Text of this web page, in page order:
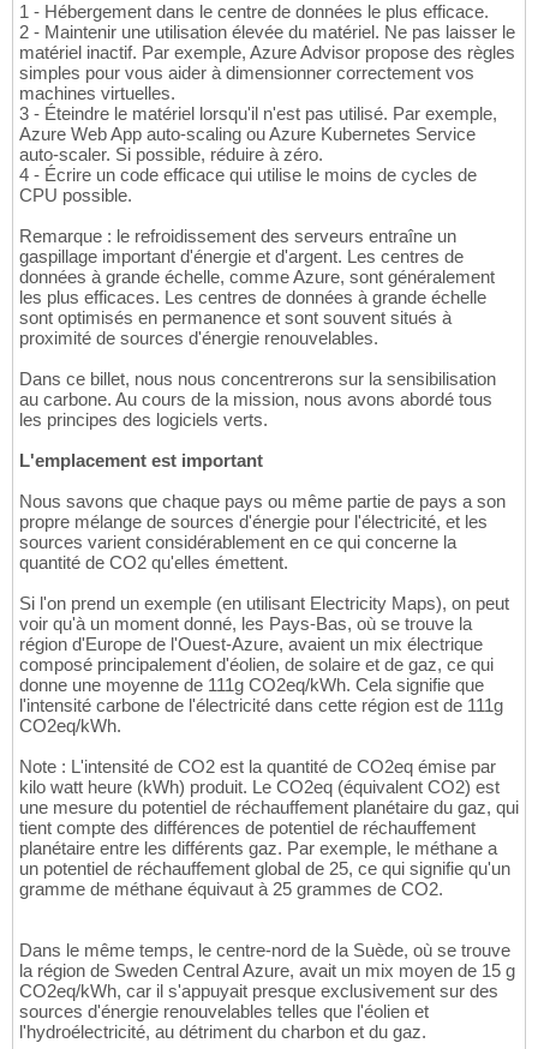
1 - Hébergement dans le centre de données le plus efficace.
2 - Maintenir une utilisation élevée du matériel. Ne pas laisser le
matériel inactif. Par exemple, Azure Advisor propose des règles
simples pour vous aider à dimensionner correctement vos
machines virtuelles.
3 - Éteindre le matériel lorsqu'il n'est pas utilisé. Par exemple,
Azure Web App auto-scaling ou Azure Kubernetes Service
auto-scaler. Si possible, réduire à zéro.
4 - Écrire un code efficace qui utilise le moins de cycles de
CPU possible.
Remarque : le refroidissement des serveurs entraîne un
gaspillage important d'énergie et d'argent. Les centres de
données à grande échelle, comme Azure, sont généralement
les plus efficaces. Les centres de données à grande échelle
sont optimisés en permanence et sont souvent situés à
proximité de sources d'énergie renouvelables.
Dans ce billet, nous nous concentrerons sur la sensibilisation
au carbone. Au cours de la mission, nous avons abordé tous
les principes des logiciels verts.
L'emplacement est important
Nous savons que chaque pays ou même partie de pays a son
propre mélange de sources d'énergie pour l'électricité, et les
sources varient considérablement en ce qui concerne la
quantité de CO2 qu'elles émettent.
Si l'on prend un exemple (en utilisant Electricity Maps), on peut
voir qu'à un moment donné, les Pays-Bas, où se trouve la
région d'Europe de l'Ouest-Azure, avaient un mix électrique
composé principalement d'éolien, de solaire et de gaz, ce qui
donne une moyenne de 111g CO2eq/kWh. Cela signifie que
l'intensité carbone de l'électricité dans cette région est de 111g
CO2eq/kWh.
Note : L'intensité de CO2 est la quantité de CO2eq émise par
kilo watt heure (kWh) produit. Le CO2eq (équivalent CO2) est
une mesure du potentiel de réchauffement planétaire du gaz, qui
tient compte des différences de potentiel de réchauffement
planétaire entre les différents gaz. Par exemple, le méthane a
un potentiel de réchauffement global de 25, ce qui signifie qu'un
gramme de méthane équivaut à 25 grammes de CO2.
Dans le même temps, le centre-nord de la Suède, où se trouve
la région de Sweden Central Azure, avait un mix moyen de 15 g
CO2eq/kWh, car il s'appuyait presque exclusivement sur des
sources d'énergie renouvelables telles que l'éolien et
l'hydroélectricité, au détriment du charbon et du gaz.